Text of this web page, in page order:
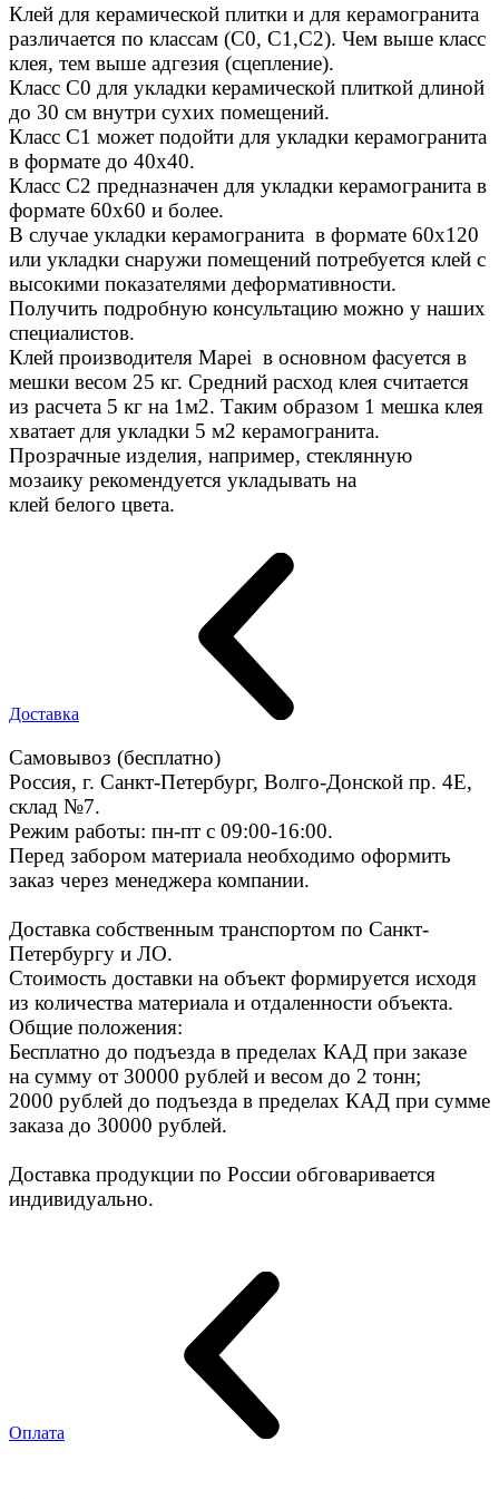
Клей для керамической плитки и для керамогранита
различается по классам (C0, C1,C2). Чем выше класс
клея, тем выше адгезия (сцепление).
Класс С0 для укладки керамической плиткой длиной
до 30 см внутри сухих помещений.
Класс C1 может подойти для укладки керамогранита
в формате до 40х40.
Класс C2 предназначен для укладки керамогранита в
формате 60х60 и более.
В случае укладки керамогранита в формате 60х120
или укладки снаружи помещений потребуется клей с
высокими показателями деформативности.
Получить подробную консультацию можно у наших
специалистов.
Клей производителя Mapei в основном фасуется в
мешки весом 25 кг. Средний расход клея считается
из расчета 5 кг на 1м2. Таким образом 1 мешка клея
хватает для укладки 5 м2 керамогранита.
Прозрачные изделия, например, стеклянную
мозаику рекомендуется укладывать на
клей белого цвета.
Доставка
Самовывоз (бесплатно)
Россия, г. Санкт-Петербург, Волго-Донской пр. 4E,
склад №7.
Режим работы: пн-пт с 09:00-16:00.
Перед забором материала необходимо оформить
заказ через менеджера компании.
Доставка собственным транспортом по Санкт-
Петербургу и ЛО.
Стоимость доставки на объект формируется исходя
из количества материала и отдаленности объекта.
Общие положения:
Бесплатно до подъезда в пределах КАД при заказе
на сумму от 30000 рублей и весом до 2 тонн;
2000 рублей до подъезда в пределах КАД при сумме
заказа до 30000 рублей.
Доставка продукции по России обговаривается
индивидуально.
Оплата